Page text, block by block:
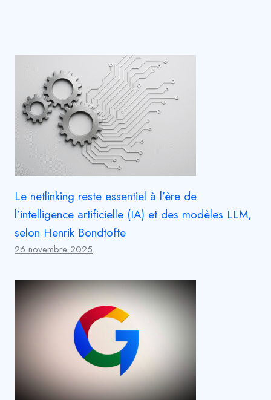
Le netlinking reste essentiel à l’ère de
l’intelligence artificielle (IA) et des modèles LLM,
selon Henrik Bondtofte
26 novembre 2025